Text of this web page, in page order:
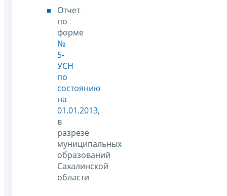
Отчет
по
форме
№
5-
УСН
по
состоянию
на
01.01.2013,
в
разрезе
муниципальных
образований
Сахалинской
области